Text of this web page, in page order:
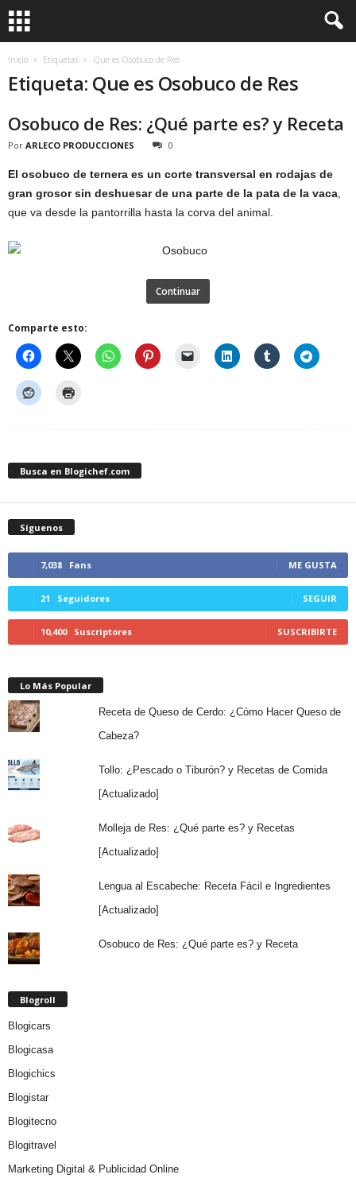
Inicio Etiquetas Que es Osobuco de Res
Etiqueta: Que es Osobuco de Res
Osobuco de Res: ¿Qué parte es? y Receta
Por ARLECO PRODUCCIONES 0
El osobuco de ternera es un corte transversal en rodajas de
gran grosor sin deshuesar de una parte de la pata de la vaca
que va desde la pantorrilla hasta la corva del animal.
Continuar
Comparte esto:
Busca en Blogichef.com
Síguenos
7,038 Fans ME GUSTA
21 Seguidores SEGUIR
10,400 Suscriptores SUSCRIBIRTE
Lo Más Popular
Receta de Queso de Cerdo: ¿Cómo Hacer Queso de
Cabeza?
Tollo: ¿Pescado o Tiburón? y Recetas de Comida
[Actualizado]
Molleja de Res: ¿Qué parte es? y Recetas
[Actualizado]
Lengua al Escabeche: Receta Fácil e Ingredientes
[Actualizado]
Osobuco de Res: ¿Qué parte es? y Receta
Blogroll
Blogicars
Blogicasa
Blogichics
Blogistar
Blogitecno
Blogitravel
Marketing Digital & Publicidad Online